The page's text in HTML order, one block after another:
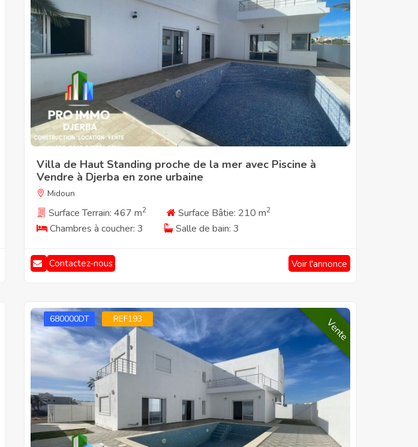
Villa de Haut Standing proche de la mer avec Piscine à
Vendre à Djerba en zone urbaine
Midoun
Surface Terrain: 467 m2 Surface Bâtie: 210 m2
Chambres à coucher: 3 Salle de bain: 3
Contactez-nous Voir l'annonce
680000DT REF193 Vente